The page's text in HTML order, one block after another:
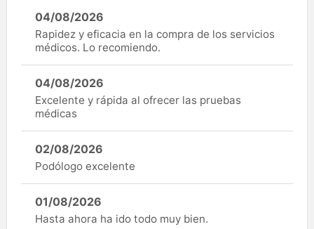
04/08/2026
Rapidez y eficacia en la compra de los servicios
médicos. Lo recomiendo.
04/08/2026
Excelente y rápida al ofrecer las pruebas
médicas
02/08/2026
Podólogo excelente
01/08/2026
Hasta ahora ha ido todo muy bien.